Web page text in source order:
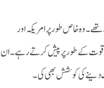
وہ خاص طور پر امریکہ اور
قوت کے طور پر پیش کرتے رہے۔ ان
دینے کی کوشش بھی کی۔